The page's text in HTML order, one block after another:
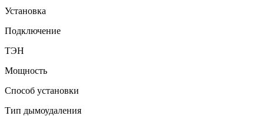
Установка
Подключение
ТЭН
Мощность
Способ установки
Тип дымоудаления